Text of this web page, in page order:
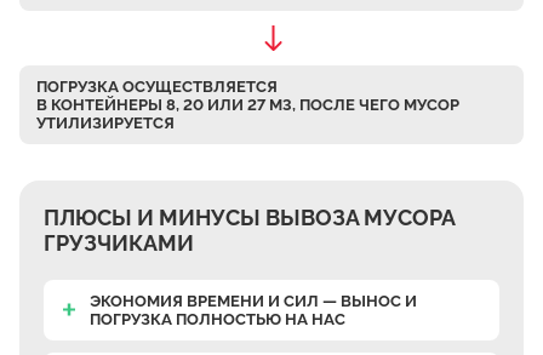
Бритово
Верхнее Велино
Нижнее Велино
Каменное Тяжино
ПОГРУЗКА ОСУЩЕСТВЛЯЕТСЯ
В КОНТЕЙНЕРЫ 8, 20 ИЛИ 27 М3, ПОСЛЕ ЧЕГО МУСОР
УТИЛИЗИРУЕТСЯ
ПЛЮСЫ И МИНУСЫ ВЫВОЗА МУСОРА
ГРУЗЧИКАМИ
ЭКОНОМИЯ ВРЕМЕНИ И СИЛ — ВЫНОС И
ПОГРУЗКА ПОЛНОСТЬЮ НА НАС